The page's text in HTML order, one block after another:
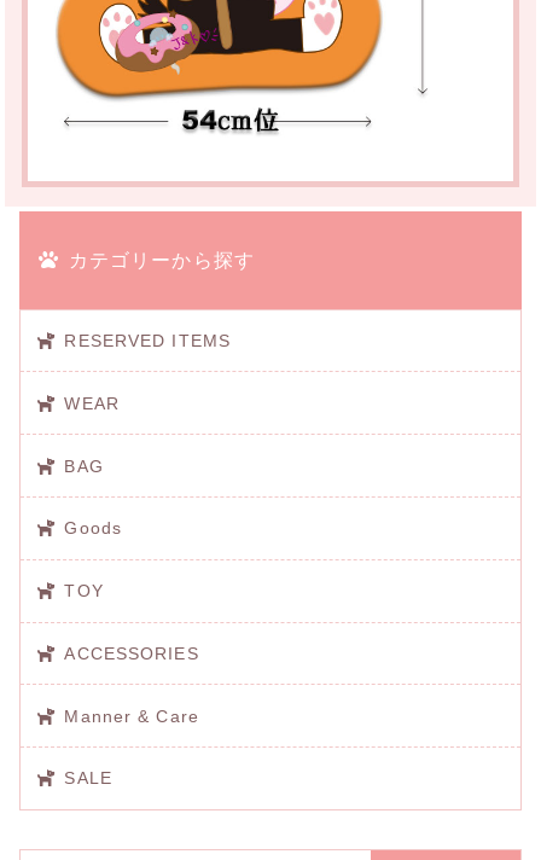
カテゴリーから探す
RESERVED ITEMS
WEAR
BAG
Goods
TOY
ACCESSORIES
Manner & Care
SALE